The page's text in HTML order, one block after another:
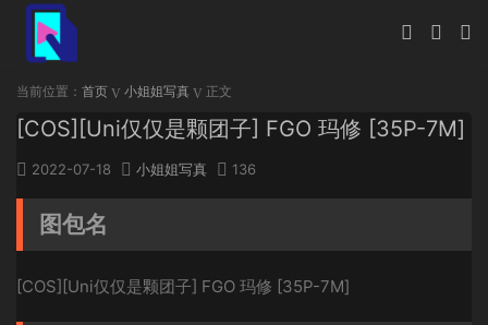
当前位置： 首页 小姐姐写真 正文
[COS][Uni仅仅是颗团子] FGO 玛修 [35P-7M]
2022-07-18 小姐姐写真 136
图包名
[COS][Uni仅仅是颗团子] FGO 玛修 [35P-7M]